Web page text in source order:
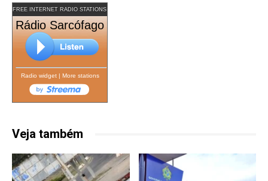
FREE INTERNET RADIO STATIONS
Rádio Sarcófago
Radio widget| More stations
Veja também